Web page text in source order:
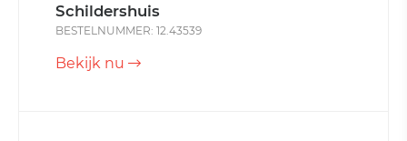
Schildershuis
BESTELNUMMER: 12.43539
Bekijk nu